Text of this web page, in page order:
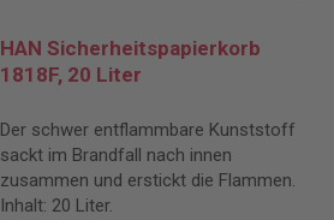
HAN Sicherheitspapierkorb
1818F, 20 Liter
Der schwer entflammbare Kunststoff
sackt im Brandfall nach innen
zusammen und erstickt die Flammen.
Inhalt: 20 Liter.